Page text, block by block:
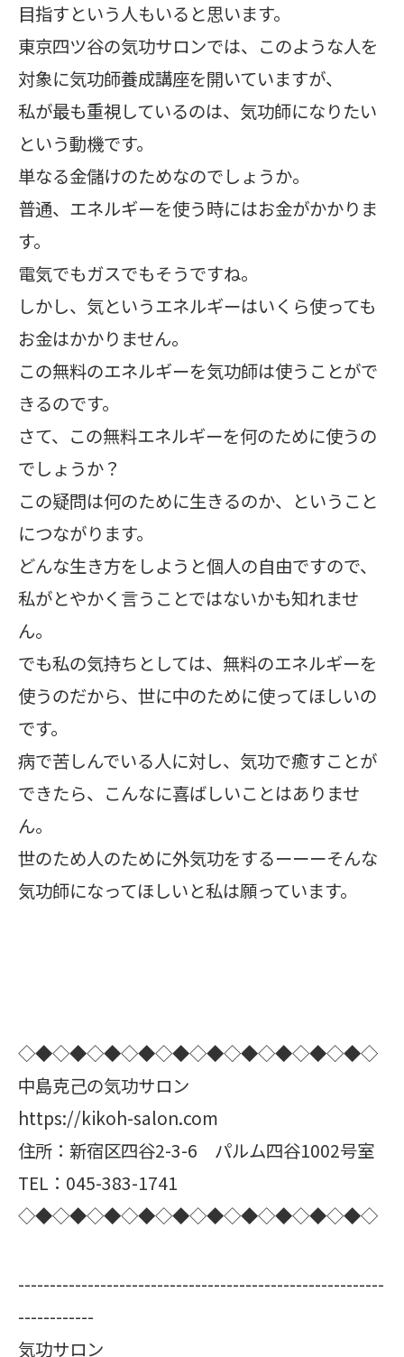
目指すという人もいると思います。
東京四ツ谷の気功サロンでは、このような人を
対象に気功師養成講座を開いていますが、
私が最も重視しているのは、気功師になりたい
という動機です。
単なる金儲けのためなのでしょうか。
普通、エネルギーを使う時にはお金がかかりま
す。
電気でもガスでもそうですね。
しかし、気というエネルギーはいくら使っても
お金はかかりません。
この無料のエネルギーを気功師は使うことがで
きるのです。
さて、この無料エネルギーを何のために使うの
でしょうか？
この疑問は何のために生きるのか、ということ
につながります。
どんな生き方をしようと個人の自由ですので、
私がとやかく言うことではないかも知れませ
ん。
でも私の気持ちとしては、無料のエネルギーを
使うのだから、世に中のために使ってほしいの
です。
病で苦しんでいる人に対し、気功で癒すことが
できたら、こんなに喜ばしいことはありませ
ん。
世のため人のために外気功をするーーーそんな
気功師になってほしいと私は願っています。
◇◆◇◆◇◆◇◆◇◆◇◆◇◆◇◆◇◆◇◆◇
中島克己の気功サロン
https://kikoh-salon.com
住所：新宿区四谷2-3-6 パルム四谷1002号室
TEL：045-383-1741
◇◆◇◆◇◆◇◆◇◆◇◆◇◆◇◆◇◆◇◆◇
----------------------------------------------------------
------------
気功サロン